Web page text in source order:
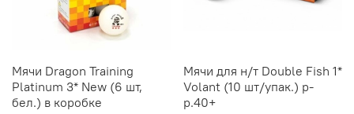
Мячи Dragon Training
Platinum 3* New (6 шт,
бел.) в коробке
Мячи для н/т Double Fish 1*
Volant (10 шт/упак.) р-
р.40+